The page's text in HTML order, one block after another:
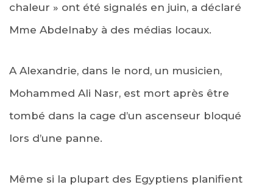
chaleur » ont été signalés en juin, a déclaré
Mme Abdelnaby à des médias locaux.
A Alexandrie, dans le nord, un musicien,
Mohammed Ali Nasr, est mort après être
tombé dans la cage d’un ascenseur bloqué
lors d’une panne.
Même si la plupart des Egyptiens planifient